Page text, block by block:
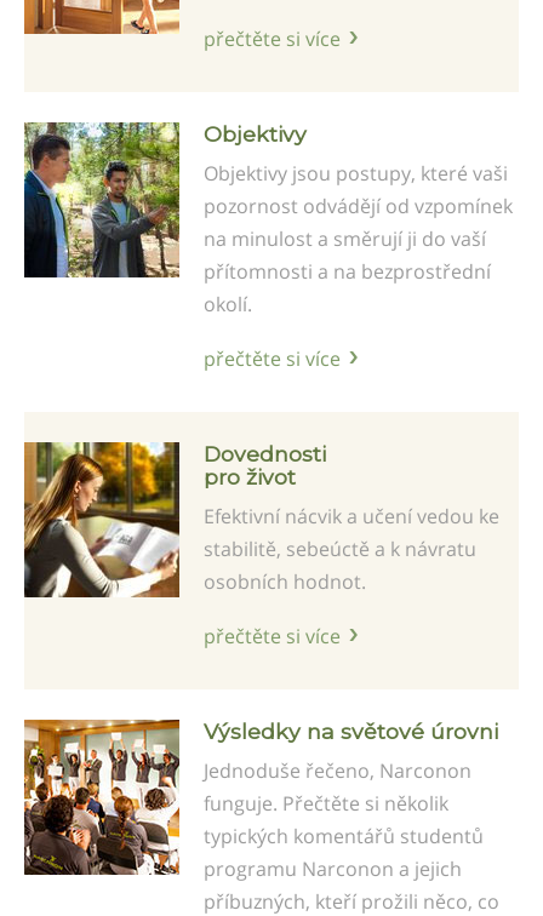
přečtěte si více
Objektivy
Objektivy jsou postupy, které vaši
pozornost odvádějí od vzpomínek
na minulost a směrují ji do vaší
přítomnosti a na bezprostřední
okolí.
přečtěte si více
Dovednosti
pro život
Efektivní nácvik a učení vedou ke
stabilitě, sebeúctě a k návratu
osobních hodnot.
přečtěte si více
Výsledky na světové úrovni
Jednoduše řečeno, Narconon
funguje. Přečtěte si několik
typických komentářů studentů
programu Narconon a jejich
příbuzných, kteří prožili něco, co